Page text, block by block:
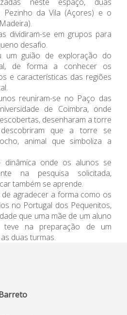
APEE
Pezinho da Vila (Açores) e o
dividiram-se em grupos para
desafio.
um guião de exploração do
de forma a conhecer os
e características das regiões
reuniram-se no Paço das
de Coimbra, onde
desenharam a torre
que a torre se
animal que simboliza a
dinâmica onde os alunos se
na pesquisa solicitada,
também se aprende.
agradecer a forma como os
no Portugal dos Pequenitos,
que uma mãe de um aluno
na preparação de um
duas turmas.